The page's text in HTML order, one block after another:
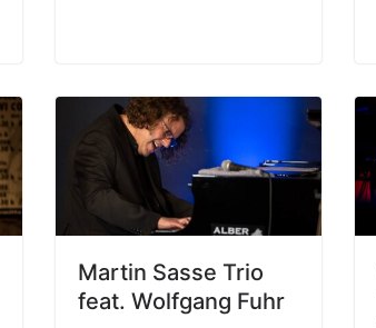
Martin Sasse Trio
feat. Wolfgang Fuhr